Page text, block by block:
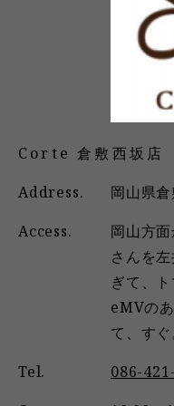
Corte 倉敷西坂店
Address.
岡山県
Access.
岡山方
さんを
ぎて、
eMVの
て、すぐ
Tel.
086-